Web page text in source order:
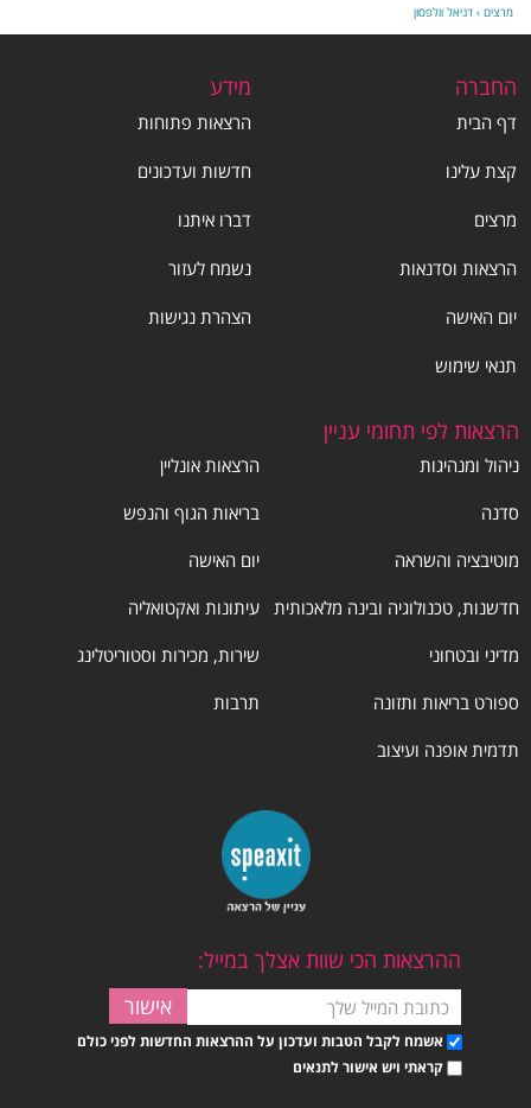
מרצים › דניאל וולפסון
החברה
דף הבית
קצת עלינו
מרצים
הרצאות וסדנאות
יום האישה
תנאי שימוש
מידע
הרצאות פתוחות
חדשות ועדכונים
דברו איתנו
נשמח לעזור
הצהרת נגישות
הרצאות לפי תחומי עניין
ניהול ומנהיגות
הרצאות אונליין
סדנה
בריאות הגוף והנפש
מוטיבציה והשראה
יום האישה
חדשנות, טכנולוגיה ובינה מלאכותית
עיתונות ואקטואליה
מדיני ובטחוני
שירות, מכירות וסטוריטלינג
ספורט בריאות ותזונה
תרבות
תדמית אופנה ועיצוב
ההרצאות הכי שוות אצלך במייל:
אשמח לקבל הטבות ועדכון על ההרצאות החדשות לפני כולם
קראתי ויש אישור לתנאים